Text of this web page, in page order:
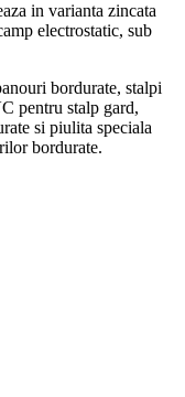
in varianta zincata
electrostatic, sub
bordurate, stalpi
pentru stalp gard,
si piulita speciala
bordurate.